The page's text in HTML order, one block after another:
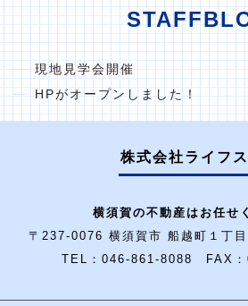
現地見学会開催
HPがオープンしました！
株式会社ライフ
横須賀の不動産はお任せ
〒237-0076 横須賀市 船越町１丁
TEL：046-861-8088 FAX：